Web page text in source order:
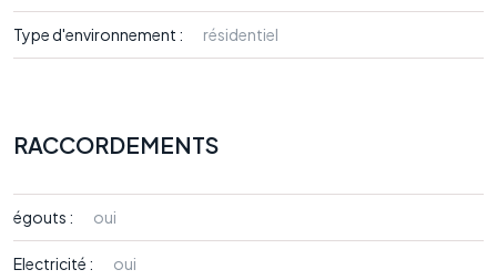
Type d'environnement : résidentiel
RACCORDEMENTS
égouts : oui
Electricité : oui